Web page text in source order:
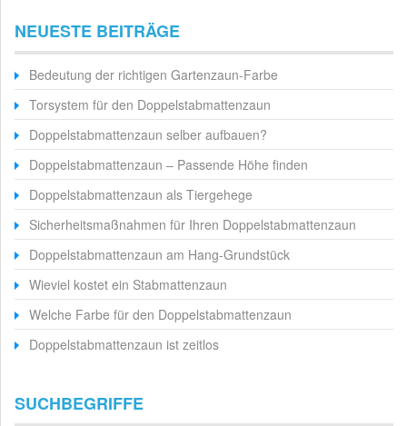
NEUESTE BEITRÄGE
Bedeutung der richtigen Gartenzaun-Farbe
Torsystem für den Doppelstabmattenzaun
Doppelstabmattenzaun selber aufbauen?
Doppelstabmattenzaun – Passende Höhe finden
Doppelstabmattenzaun als Tiergehege
Sicherheitsmaßnahmen für Ihren Doppelstabmattenzaun
Doppelstabmattenzaun am Hang-Grundstück
Wieviel kostet ein Stabmattenzaun
Welche Farbe für den Doppelstabmattenzaun
Doppelstabmattenzaun ist zeitlos
SUCHBEGRIFFE